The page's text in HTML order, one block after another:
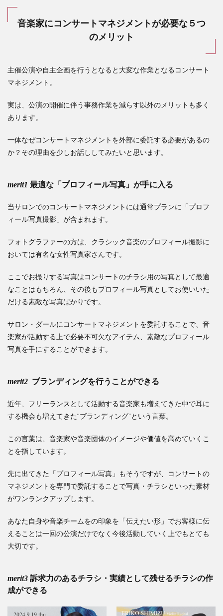
音楽家にコンサートマネジメントが必要な５つ
のメリット
主催公演や自主企画を行うとなると大変な作業となるコンサート
マネジメント。
実は、公演の開催に伴う事務作業を減らす以外のメリットも多く
あります。
一体なぜコンサートマネジメントを外部に委託する必要があるの
か？その理由を少しお話ししてみたいと思います。
merit1 最適な「プロフィール写真」が手に入る
当サロンでのコンサートマネジメントには通常プランに「プロフ
ィール写真撮影」が含まれます。
フォトグラファーの方は、クラシック音楽のプロフィール撮影に
おいては有名な女性写真家さんです。
ここでお撮りする写真はコンサートのチラシ用の写真として最適
なことはもちろん、その後もプロフィール写真としてお使いいた
だける素敵な写真ばかりです。
サロン・ダールにコンサートマネジメントを委託することで、音
楽家が活動する上で必要不可欠なアイテム、素敵なプロフィール
写真を手にすることができます。
merit2 ブランディングを行うことができる
近年、フリーランスとして活動する音楽家も増えてきた中で耳に
する機会も増えてきた“ブランディング”という言葉。
この言葉は、音楽家や音楽団体のイメージや価値を高めていくこ
とを指しています。
先に出てきた「プロフィール写真」もそうですが、コンサートの
マネジメントを専門で委託することで写真・チラシといった素材
がワンランクアップします。
あなた自身や音楽チームをの印象を「伝えたい形」でお客様に伝
えることは一回の公演だけでなく今後活動していく上でもとても
大切です。
merit3 訴求力のあるチラシ・実績として残せるチラシの作
成ができる